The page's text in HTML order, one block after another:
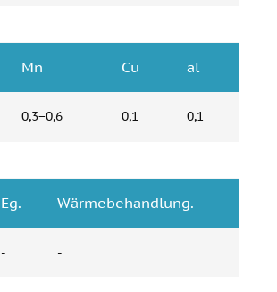
Mn Cu al
0,3−0,6 0,1 0,1
Eg. Wärmebehandlung.
- -